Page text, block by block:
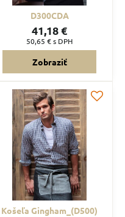
D300CDA
41,18 €
50,65 €s DPH
Zobraziť
Košeľa Gingham_(D500)